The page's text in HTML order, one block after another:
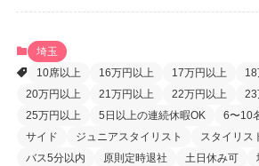
埼玉
10席以上
16万円以上 17万円以上
20万円以上
21万円以上 22万円以上 23
25万円以上
5日以上の連続休暇OK 6〜10
サイド
ジュニアスタイリスト スタイリス
バス5分以内
原則定時退社 土日休み可